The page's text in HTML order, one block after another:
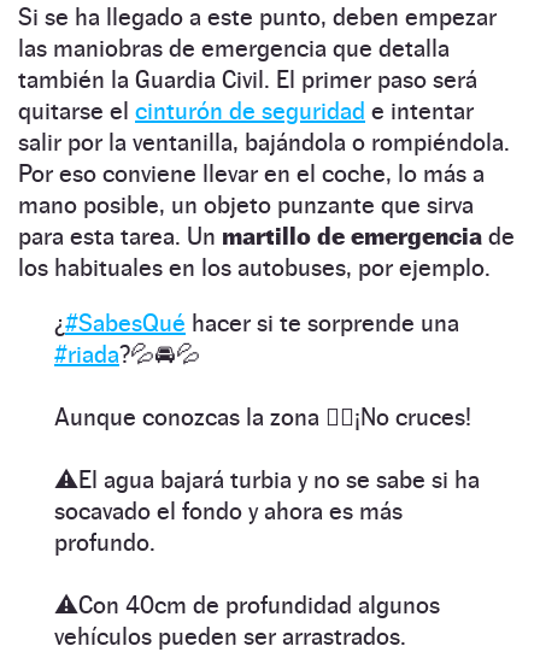
Si se ha llegado a este punto, deben empezar
las maniobras de emergencia que detalla
también la Guardia Civil. El primer paso será
quitarse el cinturón de seguridad e intentar
salir por la ventanilla, bajándola o rompiéndola.
Por eso conviene llevar en el coche, lo más a
mano posible, un objeto punzante que sirva
para esta tarea. Un martillo de emergencia de
los habituales en los autobuses, por ejemplo.
¿#SabesQué hacer si te sorprende una
#riada?💦🚘💦
Aunque conozcas la zona 👉🏽¡No cruces!
⚠️El agua bajará turbia y no se sabe si ha
socavado el fondo y ahora es más
profundo.
⚠️Con 40cm de profundidad algunos
vehículos pueden ser arrastrados.